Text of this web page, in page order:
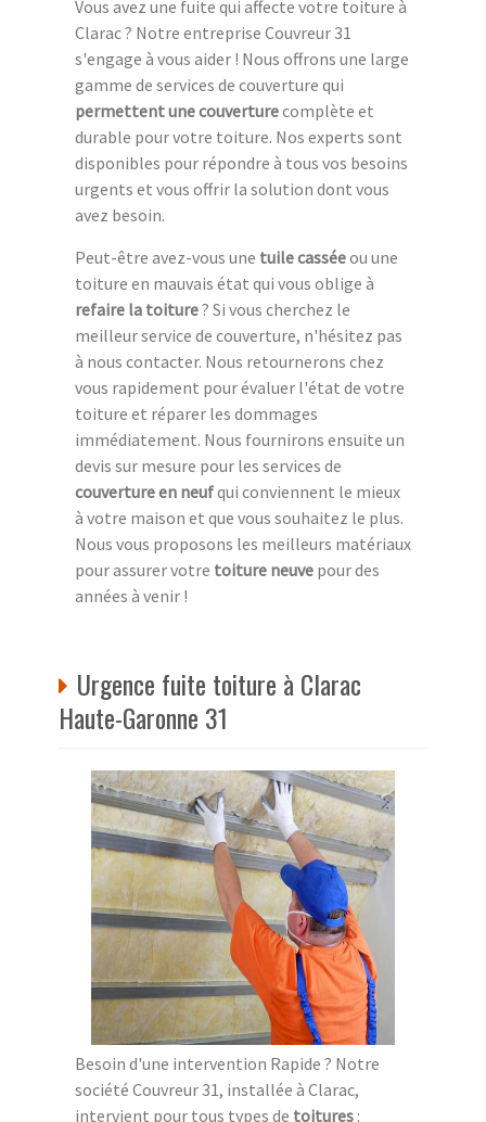
Vous avez une fuite qui affecte votre toiture à
Clarac ? Notre entreprise Couvreur 31
s'engage à vous aider ! Nous offrons une large
gamme de services de couverture qui
permettent une couverturecomplète et
durable pour votre toiture. Nos experts sont
disponibles pour répondre à tous vos besoins
urgents et vous offrir la solution dont vous
avez besoin.
Peut-être avez-vous une tuile casséeou une
toiture en mauvais état qui vous oblige à
refaire la toiture? Si vous cherchez le
meilleur service de couverture, n'hésitez pas
à nous contacter. Nous retournerons chez
vous rapidement pour évaluer l'état de votre
toiture et réparer les dommages
immédiatement. Nous fournirons ensuite un
devis sur mesure pour les services de
couverture en neufqui conviennent le mieux
à votre maison et que vous souhaitez le plus.
Nous vous proposons les meilleurs matériaux
pour assurer votre toiture neuve pour des
années à venir !
Urgence fuite toiture à Clarac
Haute-Garonne 31
Besoin d'une intervention Rapide ? Notre
société Couvreur 31, installée à Clarac,
intervient pour tous types de toitures :